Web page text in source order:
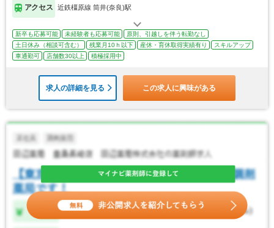
アクセス 近鉄橿原線 筒井(奈良)駅
新卒も応募可能 未経験者も応募可能
原則、引越しを伴う転勤なし
土日休み（相談可含む）
残業月10ｈ以下 産休・育休取得実績有り
スキルアップ
車通勤可
店舗数30以上 積極採用中
求人の詳細を見る この求人に興味がある